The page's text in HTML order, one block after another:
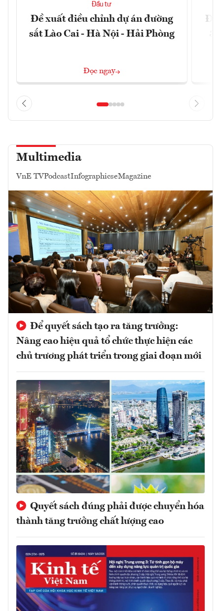
Đầu tư
Đề xuất điều chỉnh dự án đường
sắt Lào Cai - Hà Nội - Hải Phòng
Đọc ngay
Multimedia
VnE TVPodcastInfographicseMagazine
Để quyết sách tạo ra tăng trưởng:
Nâng cao hiệu quả tổ chức thực hiện các
chủ trương phát triển trong giai đoạn mới
Quyết sách đúng phải được chuyển hóa
thành tăng trưởng chất lượng cao